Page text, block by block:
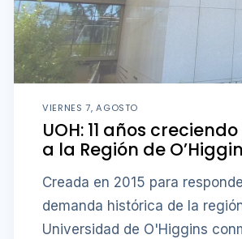
VIERNES 7, AGOSTO
UOH: 11 años
a la Región de
Creada en 2015 para
demanda histórica de la
Universidad de O'Higgins